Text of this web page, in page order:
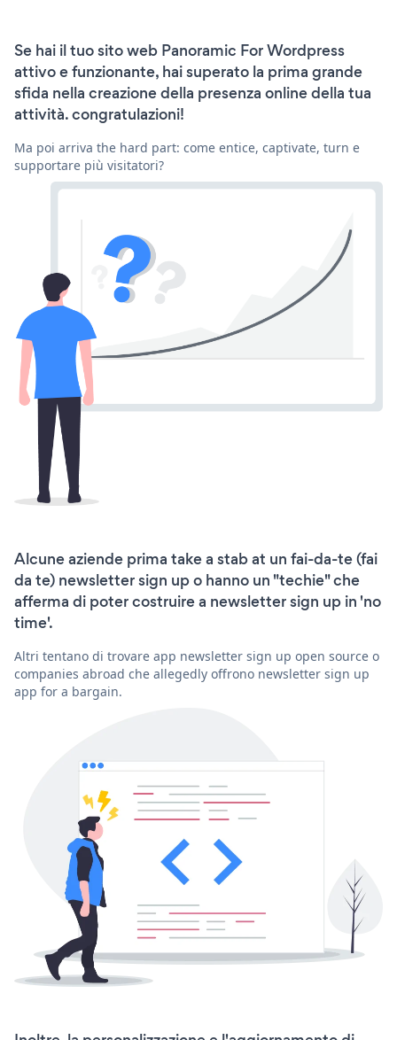
Se hai il tuo sito web Panoramic For Wordpress
attivo e funzionante, hai superato la prima grande
sfida nella creazione della presenza online della tua
attività. congratulazioni!
Ma poi arriva the hard part: come entice, captivate, turn e
supportare più visitatori?
Alcune aziende prima take a stab at un fai-da-te (fai
da te) newsletter sign up o hanno un "techie" che
afferma di poter costruire a newsletter sign up in 'no
time'.
Altri tentano di trovare app newsletter sign up open source o
companies abroad che allegedly offrono newsletter sign up
app for a bargain.